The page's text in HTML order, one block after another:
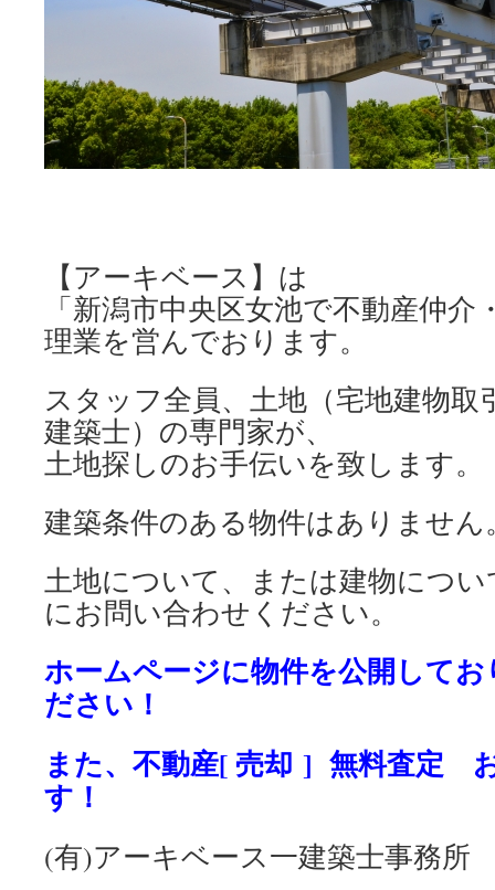
【アーキベース】は
「新潟市中央区女池で不動産仲介
理業を営んでおります。
スタッフ全員、土地（宅地建物取
建築士）の専門家が、
土地探しのお手伝いを致します。
建築条件のある物件はありません
土地について、または建物につ
にお問い合わせください。
ホームページに物件を公開して
ださい！
また、不動産[ 売却 ] 無料査定
す！
(有)アーキベース一建築士事務所